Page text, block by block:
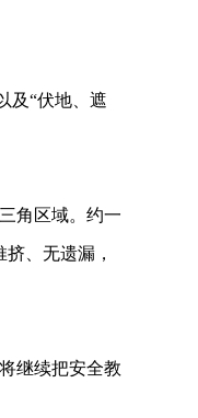
及“伏地、遮
角区域。约一
、无遗漏，
继续把安全教